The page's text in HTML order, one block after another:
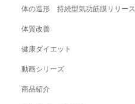
体の造形 持続型気功筋膜リリース
体質改善
健康ダイエット
動画シリーズ
商品紹介